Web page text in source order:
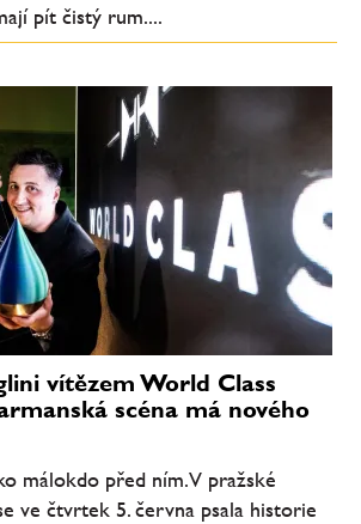
pít čistý rum....
vítězem World Class
scéna má nového
málokdo před ním. V pražské
ve čtvrtek 5. června psala historie